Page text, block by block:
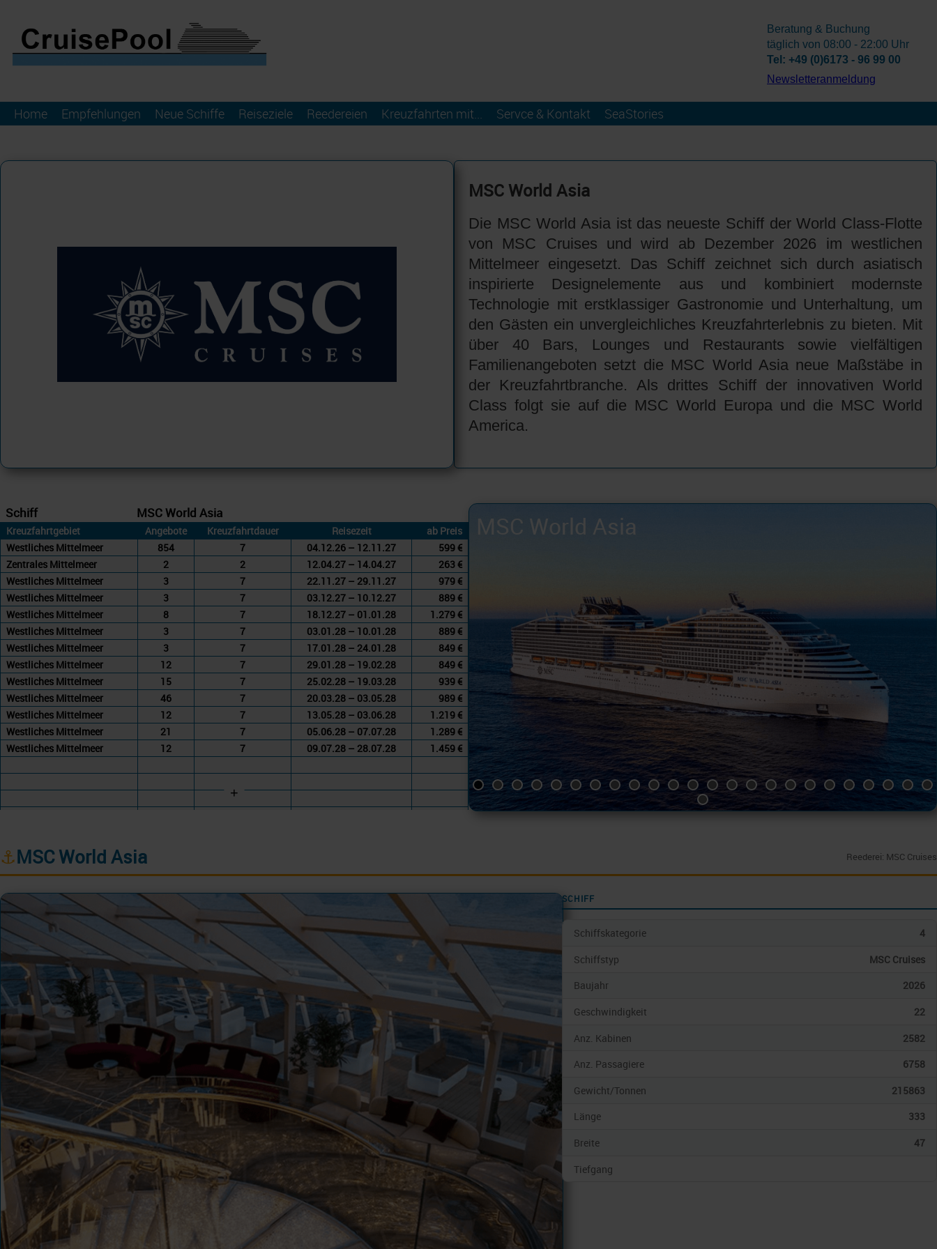
Home Empfehlungen Neue Schiffe Reiseziele Reedereien Kreuzfahrten mit... Servce & Kontakt SeaStories
Beratung & Buchung
täglich von 08:00 - 22:00 Uhr
Tel: +49 (0)6173 - 96 99 00
­Newsletteranmeldung
MSC World Asia
Die MSC World Asia ist das neueste Schiff der World Class-Flotte
von MSC Cruises und wird ab Dezember 2026 im westlichen
Mittelmeer eingesetzt. Das Schiff zeichnet sich durch asiatisch
inspirierte Designelemente aus und kombiniert modernste
Technologie mit erstklassiger Gastronomie und Unterhaltung, um
den Gästen ein unvergleichliches Kreuzfahrterlebnis zu bieten. Mit
über 40 Bars, Lounges und Restaurants sowie vielfältigen
Familienangeboten setzt die MSC World Asia neue Maßstäbe in
der Kreuzfahrtbranche. Als drittes Schiff der innovativen World
Class folgt sie auf die MSC World Europa und die MSC World
America.
Schiff MSC World Asia
Kreuzfahrtgebiet Angebote Kreuzfahrtdauer Reisezeit
ab Preis
Westliches Mittelmeer
854 7 04.12.26 – 12.11.27
599 €
Zentrales Mittelmeer
2 2 12.04.27 – 14.04.27
263 €
Westliches Mittelmeer
3 7 22.11.27 – 29.11.27
979 €
Westliches Mittelmeer
3 7 03.12.27 – 10.12.27
889 €
Westliches Mittelmeer
8 7 18.12.27 – 01.01.28
1.279 €
Westliches Mittelmeer
3 7 03.01.28 – 10.01.28
889 €
Westliches Mittelmeer
3 7 17.01.28 – 24.01.28
849 €
Westliches Mittelmeer
12 7 29.01.28 – 19.02.28
849 €
Westliches Mittelmeer
15 7 25.02.28 – 19.03.28
939 €
Westliches Mittelmeer
46 7 20.03.28 – 03.05.28
989 €
Westliches Mittelmeer
12 7 13.05.28 – 03.06.28
1.219 €
Westliches Mittelmeer
21 7 05.06.28 – 07.07.28
1.289 €
Westliches Mittelmeer
12 7 09.07.28 – 28.07.28 1.459 €
+
MSC World Asia
⚓MSC World Asia Reederei: MSC Cruises
SCHIFF
Schiffskategorie
4
Schiffstyp
MSC Cruises
Baujahr
2026
Geschwindigkeit
22
Anz. Kabinen
2582
Anz. Passagiere
6758
Gewicht/Tonnen
215863
Länge
333
Breite
47
Tiefgang